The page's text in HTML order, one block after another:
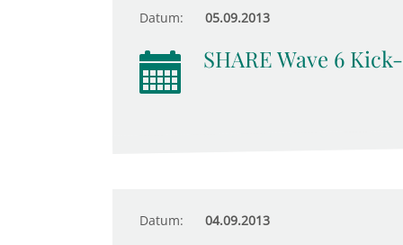
Datum: 05.09.2013
SHARE Wave 6
Datum: 04.09.2013